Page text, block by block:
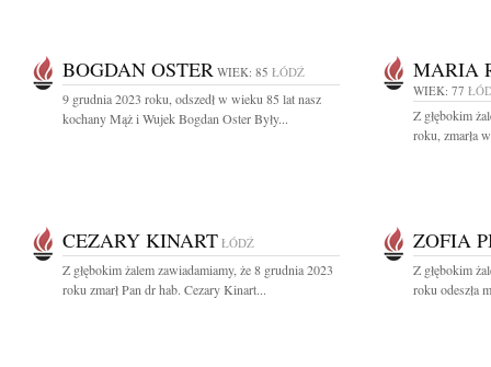
BOGDAN OSTER WIEK: 85 ŁÓDŹ
9 grudnia 2023 roku, odszedł w wieku 85 lat nasz
kochany Mąż i Wujek Bogdan Oster Były...
MARIA
WIEK: 77
Z głębokim
roku, zmarła
CEZARY KINART ŁÓDŹ
Z głębokim żalem zawiadamiamy, że 8 grudnia 2023
roku zmarł Pan dr hab. Cezary Kinart...
ZOFIA
Z głębokim
roku odeszła